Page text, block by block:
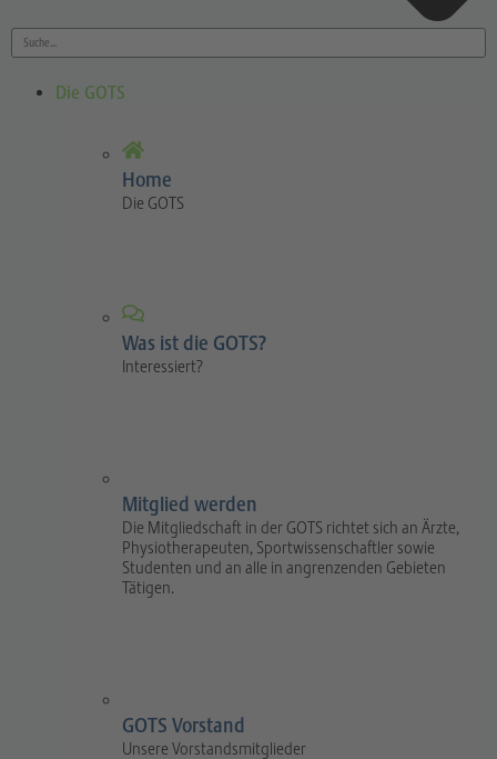
Die GOTS
Home
Die GOTS
Was ist die GOTS?
Interessiert?
Mitglied werden
Die Mitgliedschaft in der GOTS richtet sich an Ärzte,
Physiotherapeuten, Sportwissenschaftler sowie
Studenten und an alle in angrenzenden Gebieten
Tätigen.
GOTS Vorstand
Unsere Vorstandsmitglieder